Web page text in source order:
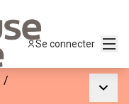
Se connecter
/